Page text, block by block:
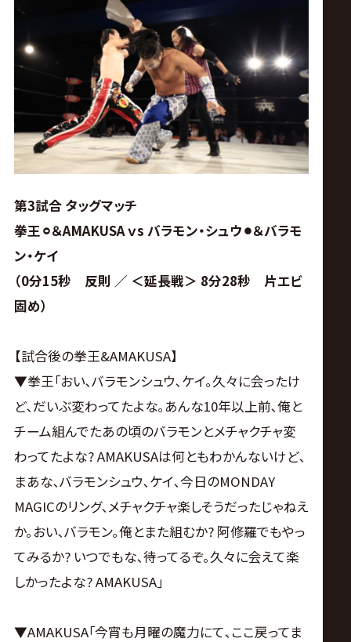
第3試合 タッグマッチ
拳王⚪︎＆AMAKUSA ｖs バラモン・シュウ⚫︎＆バラモ
ン・ケイ
（0分15秒 反則 ／ ＜延長戦＞ 8分28秒 片エビ
固め）
【試合後の拳王&AMAKUSA】
▼拳王｢おい､バラモンシュウ､ケイ｡久々に会ったけ
ど､だいぶ変わってたよな｡あんな10年以上前､俺と
チーム組んでたあの頃のバラモンとメチャクチャ変
わってたよな? AMAKUSAは何ともわかんないけど､
まあな､バラモンシュウ､ケイ､今日のMONDAY
MAGICのリング､メチャクチャ楽しそうだったじゃねえ
か｡おい､バラモン｡俺とまた組むか? 阿修羅でもやっ
てみるか? いつでもな､待ってるぞ｡久々に会えて楽
しかったよな? AMAKUSA｣
▼AMAKUSA｢今宵も月曜の魔力にて､ここ戻ってま